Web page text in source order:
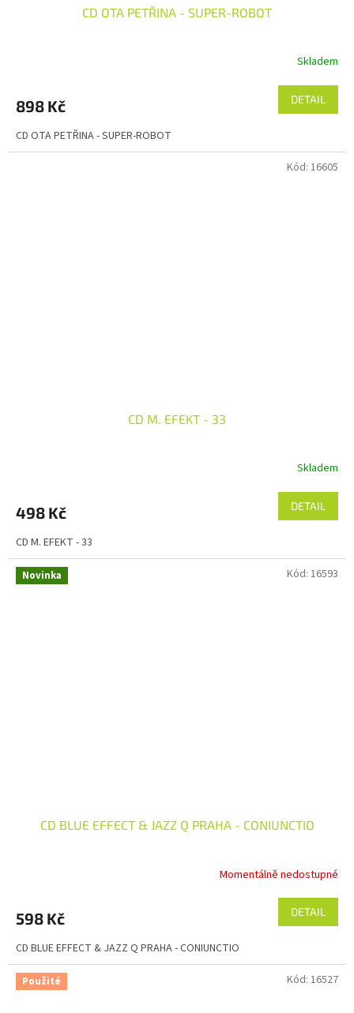
CD OTA PETŘINA - SUPER-ROBOT
Skladem
898 Kč DETAIL
CD OTA PETŘINA - SUPER-ROBOT
CD M. EFEKT - 33
Skladem
498 Kč DETAIL
CD M. EFEKT - 33
Kód: 16605
Novinka
CD BLUE EFFECT & JAZZ Q PRAHA - CONIUNCTIO
Momentálně nedostupné
598 Kč DETAIL
CD BLUE EFFECT & JAZZ Q PRAHA - CONIUNCTIO
Kód: 16593
Použité Kód: 16527